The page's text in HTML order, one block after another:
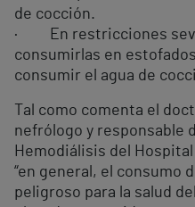
de cocción.
· En restricciones
consumirlas en
consumir el agua de
Tal como comenta el
nefrólogo y responsable
Hemodiálisis del
“en general, el consumo
peligroso para la salud